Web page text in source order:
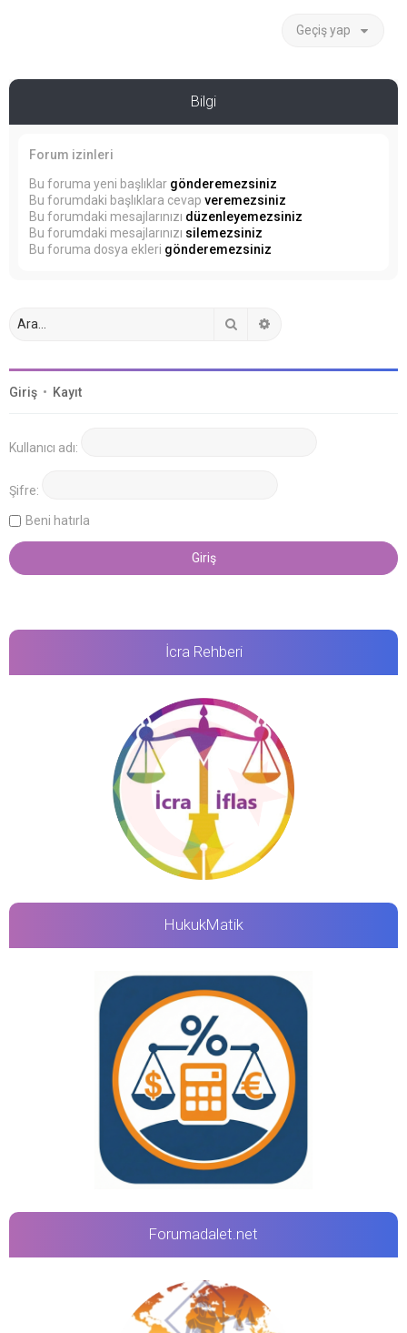
Geçiş yap
Bilgi
Forum izinleri
Bu foruma yeni başlıklar gönderemezsiniz
Bu forumdaki başlıklara cevap veremezsiniz
Bu forumdaki mesajlarınızı düzenleyemezsiniz
Bu forumdaki mesajlarınızı silemezsiniz
Bu foruma dosya ekleri gönderemezsiniz
Giriş • Kayıt
Kullanıcı adı:
Şifre:
Beni hatırla
İcra Rehberi
HukukMatik
Forumadalet.net